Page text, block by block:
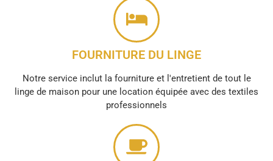
FOURNITURE DU LINGE
Notre service inclut la fourniture et l'entretient de tout le
linge de maison pour une location équipée avec des textiles
professionnels